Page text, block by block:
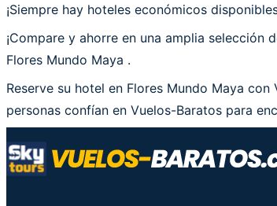
¡Siempre hay hoteles económicos
¡Compare y ahorre en una amplia
Flores Mundo Maya .
Reserve su hotel en Flores Mundo Maya
personas confían en Vuelos-Baratos para